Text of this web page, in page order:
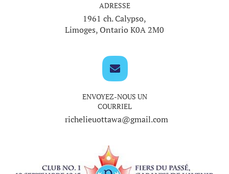
ADRESSE
1961 ch. Calypso,
Limoges, Ontario K0A 2M0
ENVOYEZ-NOUS UN
COURRIEL
richelieuottawa@gmail.com